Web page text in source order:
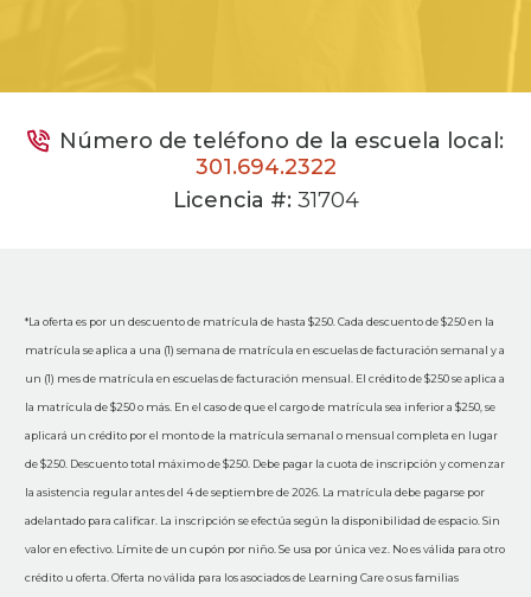
Número de teléfono de la escuela local:
301.694.2322
Licencia #:31704
*La oferta es por un descuento de matrícula de hasta $250. Cada descuento de $250 en la
matrícula se aplica a una (1) semana de matrícula en escuelas de facturación semanal y a
un (1) mes de matrícula en escuelas de facturación mensual. El crédito de $250 se aplica a
la matrícula de $250 o más. En el caso de que el cargo de matrícula sea inferior a $250, se
aplicará un crédito por el monto de la matrícula semanal o mensual completa en lugar
de $250. Descuento total máximo de $250. Debe pagar la cuota de inscripción y comenzar
la asistencia regular antes del 4 de septiembre de 2026. La matrícula debe pagarse por
adelantado para calificar. La inscripción se efectúa según la disponibilidad de espacio. Sin
valor en efectivo. Límite de un cupón por niño. Se usa por única vez. No es válida para otro
crédito u oferta. Oferta no válida para los asociados de Learning Care o sus familias